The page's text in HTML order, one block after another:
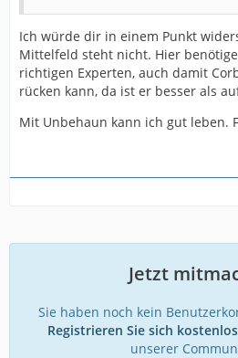
Ich würde dir in einem Punkt
Mittelfeld steht nicht. Hier
richtigen Experten, auch damit
rücken kann, da ist er besser als
Mit Unbehaun kann ich gut leben.
Jetzt
Sie haben noch kein
Registrieren Sie sich kostenlos
unserer